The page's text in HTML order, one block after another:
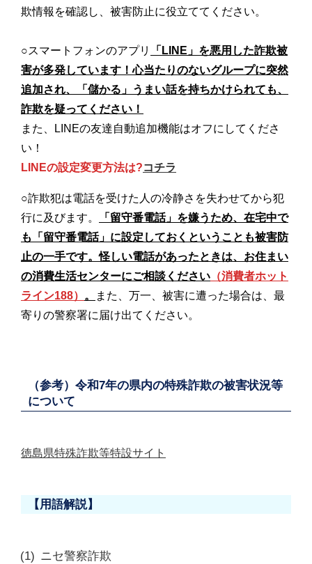
欺情報を確認し、被害防止に役立ててください。
○スマートフォンのアプリ
「LINE」を悪用した詐欺被
害が多発しています！心当たりのないグループに突然
追加され、「儲かる」うまい話を持ちかけられても、
詐欺を疑ってください！
また、LINEの友達自動追加機能はオフにしてくださ
い！
LINEの設定変更方法は?コチラ
○詐欺犯は電話を受けた人の冷静さを失わせてから犯
行に及びます。
「留守番電話」を嫌うため、在宅中で
も「留守番電話」に設定しておくということも被害防
止の一手です。怪しい電話があったときは、お住まい
の消費生活センターにご相談ください （消費者ホット
ライン188） 。
また、万一、被害に遭った場合は、最
寄りの警察署に届け出てください。
（参考）令和7年の県内の特殊詐欺の被害状況等
について
徳島県特殊詐欺等特設サイト
【用語解説】
ニセ警察詐欺